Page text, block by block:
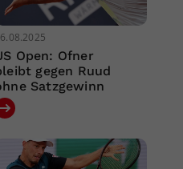
Open: Ofner
gegen Ruud
Satzgewinn